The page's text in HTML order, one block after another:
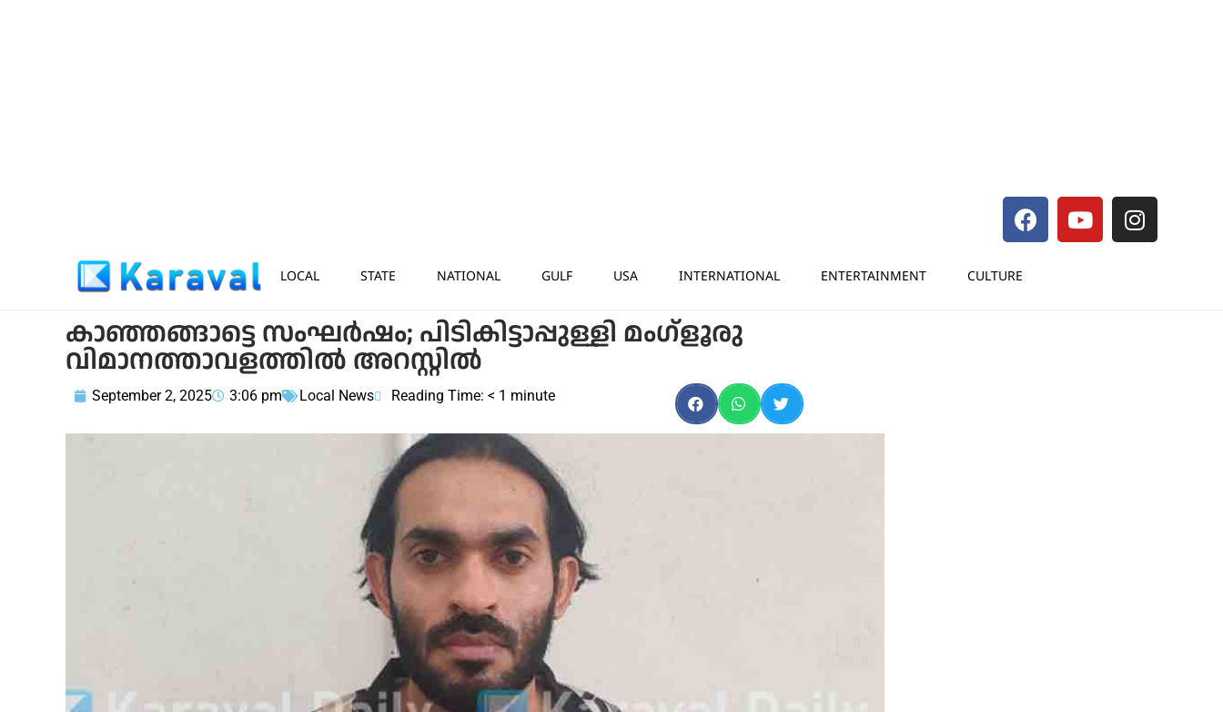
LOCAL STATE NATIONAL GULF USA INTERNATIONAL ENTERTAINMENT CULTURE
കാഞ്ഞങ്ങാട്ടെ സംഘര്‍ഷം; പിടികിട്ടാപ്പുള്ളി മംഗ്‌ളൂരു
വിമാനത്താവളത്തില്‍ അറസ്റ്റില്‍
September 2, 2025 3:06 pm Local News Reading Time: < 1 minute